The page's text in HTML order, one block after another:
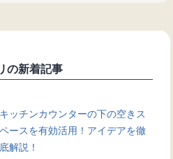
の新着記事
キッチンカウンターの下の空きス
ペースを有効活用！アイデアを徹
底解説！